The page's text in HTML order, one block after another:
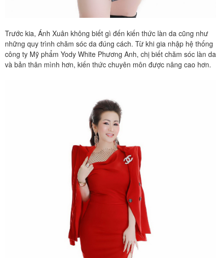
Trước kia, Ánh Xuân không biết gì đến kiến thức làn da cũng như
những quy trình chăm sóc da đúng cách. Từ khi gia nhập hệ thống
công ty Mỹ phẩm Yody White Phương Anh, chị biết chăm sóc làn da
và bản thân mình hơn, kiến thức chuyên môn được nâng cao hơn.